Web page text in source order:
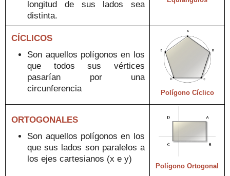
longitud de sus lados sea
distinta.
CÍCLICOS
Son aquellos polígonosen los
que todos sus vértices
pasarían por una
circunferencia
Polígono Cíclico
ORTOGONALES
Son aquellos polígonosen los
quesus lados son paralelos a
los ejes cartesianos (x e y)
Polígono Ortogonal